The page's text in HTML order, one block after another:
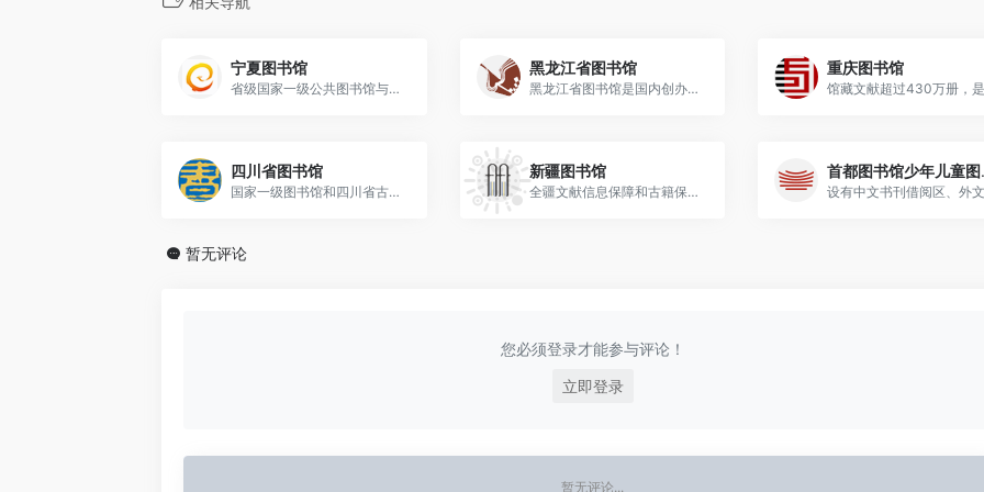
宁夏图书馆
省级国家一级公共图书馆与古籍保护中心
黑龙江省图书馆
黑龙江省图书馆是国内创办最早的省级图书馆之一
重庆图书馆
四川省图书馆
国家一级图书馆和四川省古籍保护中心
新疆图书馆
全疆文献信息保障和古籍保护的重要机构
首
暂无评论
您必须登录才能参与评论！
立即登录
暂无评论...